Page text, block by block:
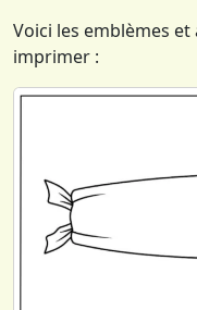
Voici les emblèmes
imprimer :